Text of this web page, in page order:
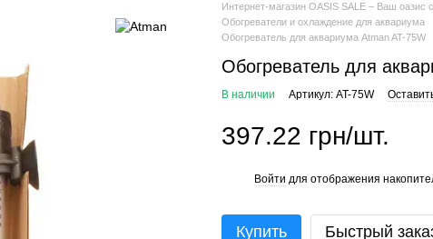
Интернет-магазин OASIS SALE – Ваш оазис
Обогреватели и охлаждение для аквариума
Обогреватель для аквариума Atman AT-75W
Обогреватель для
В наличии Артикул: AT-75W
397.22 грн/шт.
Войти для отображения
Купить Быстрый